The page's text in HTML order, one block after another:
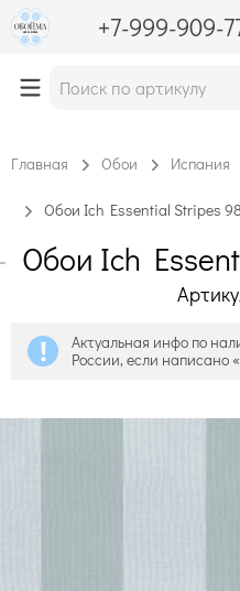
+7-999-909-
Главная Обои Испания
Обои Ich Essential Stripes
Обои Ich
Актуальная инфо по
России, если написано